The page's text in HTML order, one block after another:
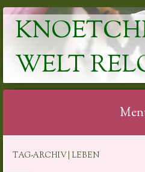
WELT
TAG-ARCHIV | LEBEN